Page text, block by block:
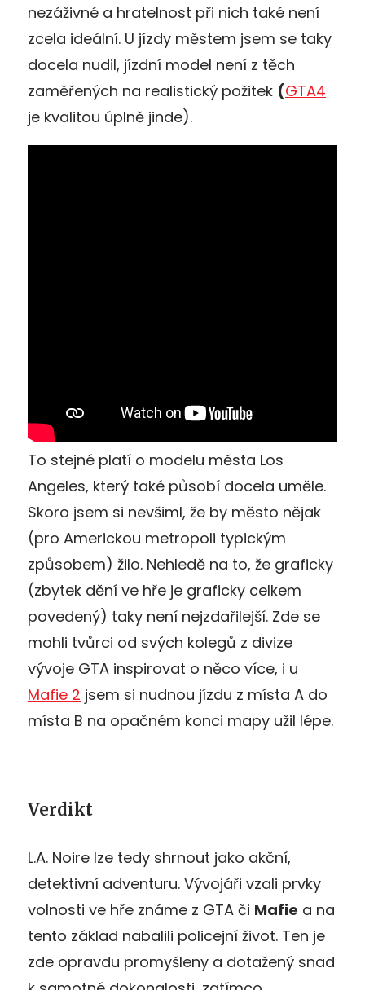
nezáživné a hratelnost při nich také není
zcela ideální. U jízdy městem jsem se taky
docela nudil, jízdní model není z těch
zaměřených na realistický požitek (GTA4
je kvalitou úplně jinde).
To stejné platí o modelu města Los
Angeles, který také působí docela uměle.
Skoro jsem si nevšiml, že by město nějak
(pro Americkou metropoli typickým
způsobem) žilo. Nehledě na to, že graficky
(zbytek dění ve hře je graficky celkem
povedený) taky není nejzdařilejší. Zde se
mohli tvůrci od svých kolegů z divize
vývoje GTA inspirovat o něco více, i u
Mafie 2 jsem si nudnou jízdu z místa A do
místa B na opačném konci mapy užil lépe.
Verdikt
L.A. Noire lze tedy shrnout jako akční,
detektivní adventuru. Vývojáři vzali prvky
volnosti ve hře známe z GTA či Mafie a na
tento základ nabalili policejní život. Ten je
zde opravdu promyšleny a dotažený snad